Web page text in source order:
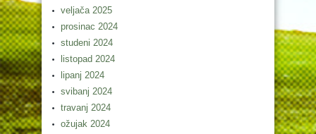
veljača 2025
prosinac 2024
studeni 2024
listopad 2024
lipanj 2024
svibanj 2024
travanj 2024
ožujak 2024